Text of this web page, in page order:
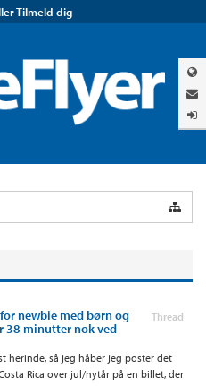
Tilmeld dig
Thread
newbie med børn og
38 minutter nok ved
herinde, så jeg håber jeg poster det
Rica over jul/nytår på en billet, der